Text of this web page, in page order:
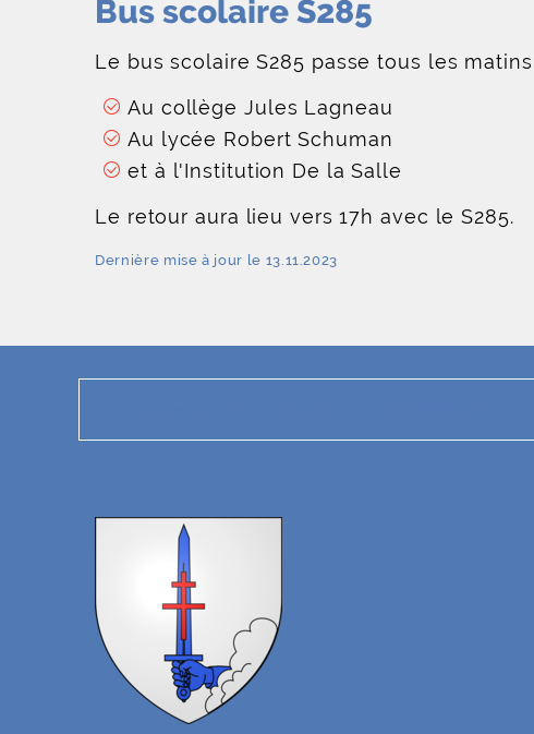
Bus scolaire S285
Le bus scolaire S285 passe tous les
Au collège Jules Lagneau
Au lycée Robert Schuman
et à l'Institution De la Salle
Le retour aura lieu vers 17h avec le S285.
Dernière mise à jour le 13.11.2023